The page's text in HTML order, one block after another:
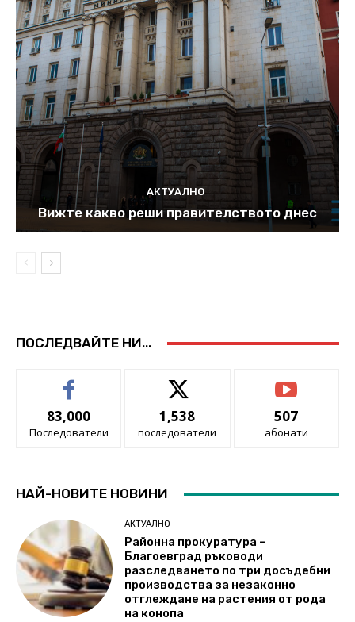
АКТУАЛНО
Вижте какво реши правителството днес
ПОСЛЕДВАЙТЕ НИ...
83,000
Последователи
1,538
последователи
507
абонати
НАЙ-НОВИТЕ НОВИНИ
АКТУАЛНО
Районна прокуратура –
Благоевград ръководи
разследването по три досъдебни
производства за незаконно
отглеждане на растения от рода
на конопа